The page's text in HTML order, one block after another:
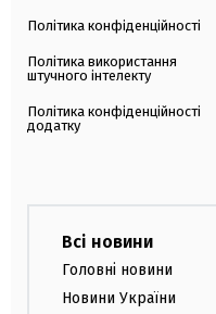
Політика конфіденційності
Політика використання
штучного інтелекту
Політика конфіденційності
додатку
Всі новини
Головні новини
Новини України